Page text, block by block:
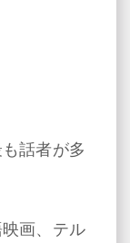
話者が多
画、テル